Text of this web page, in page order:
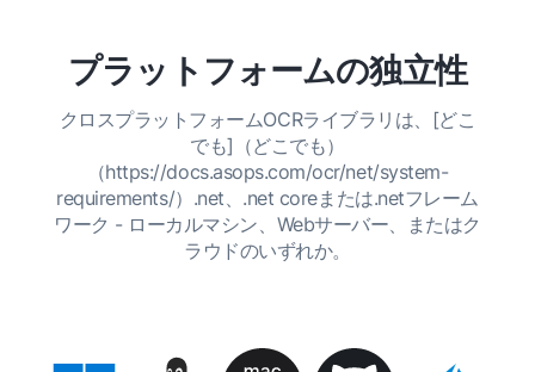
プラットフォームの独立性
クロスプラットフォームOCRライブラリは、[どこ
でも]（どこでも）
（https://docs.asops.com/ocr/net/system-
requirements/）.net、.net coreまたは.netフレーム
ワーク - ローカルマシン、Webサーバー、またはク
ラウドのいずれか。